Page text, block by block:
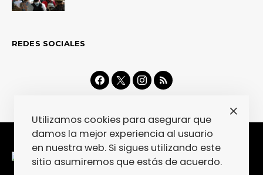
REDES SOCIALES
Utilizamos cookies para asegurar que
damos la mejor experiencia al usuario
en nuestra web. Si sigues utilizando este
sitio asumiremos que estás de acuerdo.